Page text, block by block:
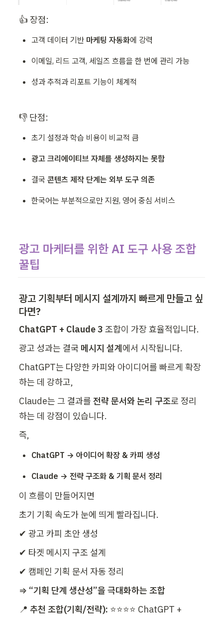
👍 장점:
고객 데이터 기반 마케팅 자동화에 강력
이메일, 리드 고객, 세일즈 흐름을 한 번에 관리 가능
성과 추적과 리포트 기능이 체계적
👎 단점:
초기 설정과 학습 비용이 비교적 큼
광고 크리에이티브 자체를 생성하지는 못함
결국 콘텐츠 제작 단계는 외부 도구 의존
한국어는 부분적으로만 지원, 영어 중심 서비스
광고 마케터를 위한 AI 도구 사용 조합
꿀팁
광고 기획부터 메시지 설계까지 빠르게 만들고 싶
다면?
ChatGPT + Claude 3 조합이 가장 효율적입니다.
광고 성과는 결국 메시지 설계에서 시작됩니다.
ChatGPT는 다양한 카피와 아이디어를 빠르게 확장
하는 데 강하고,
Claude는 그 결과를 전략 문서와 논리 구조로 정리
하는 데 강점이 있습니다.
즉,
ChatGPT → 아이디어 확장 & 카피 생성
Claude → 전략 구조화 & 기획 문서 정리
이 흐름이 만들어지면
초기 기획 속도가 눈에 띄게 빨라집니다.
✔ 광고 카피 초안 생성
✔ 타겟 메시지 구조 설계
✔ 캠페인 기획 문서 자동 정리
⇒ “기획 단계 생산성”을 극대화하는 조합
📍 추천 조합(기획/전략): ⭐⭐⭐⭐ ChatGPT +